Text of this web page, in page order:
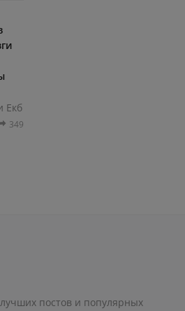
Екб
349
постов и популярных